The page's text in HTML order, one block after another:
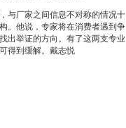
厂家之间信息不对称的情况十
。他说，专家将在消费者遇到争
出举证的方向。有了这两支专业
得到缓解。戴志悦